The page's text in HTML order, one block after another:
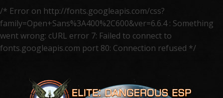
/* Error on http://fonts.googleapis.com/css?
family=Open+Sans%3A400%2C600&ver=6.6.4 : Something
went wrong: cURL error 7: Failed to connect to
fonts.googleapis.com port 80: Connection refused */